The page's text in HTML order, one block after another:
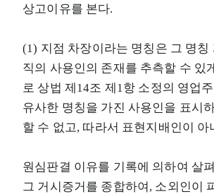
상고이유를 본다.
(1) 지점 차장이라는 명칭은 그 명칭
직의 사용인의 존재를 추측할 수 있
로 상법 제14조 제1항 소정의 영업
유사한 명칭을 가진 사용인을 표시
할 수 없고, 따라서 표현지배인이 아
원심판결 이유를 기록에 의하여 살
그 거시증거를 종합하여, 소외인이